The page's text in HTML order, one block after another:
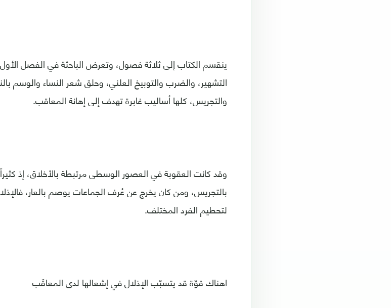
ينقسم الكتاب إلى ثلاثة فصول، وتعرض الباحثة في الفصل
التشهير، والضرب والتوبيخ العلني، وحلق شعر النساء والوسم
والتجريس، كلها أساليب غابرة تهدف إلى إهانة المعاقب.
وقد كانت العقوبة في العصور الوسطى مرتبطة بالأخلاق، إذ
بالتجريس، ومن كان يخرج عن عُرف الجماعات يوصم بالعار،
لتحطيم الفرد المختلف.
اهناك قوّة قد يتسبّب الإذلال في إشعالها لدى المعاقَب